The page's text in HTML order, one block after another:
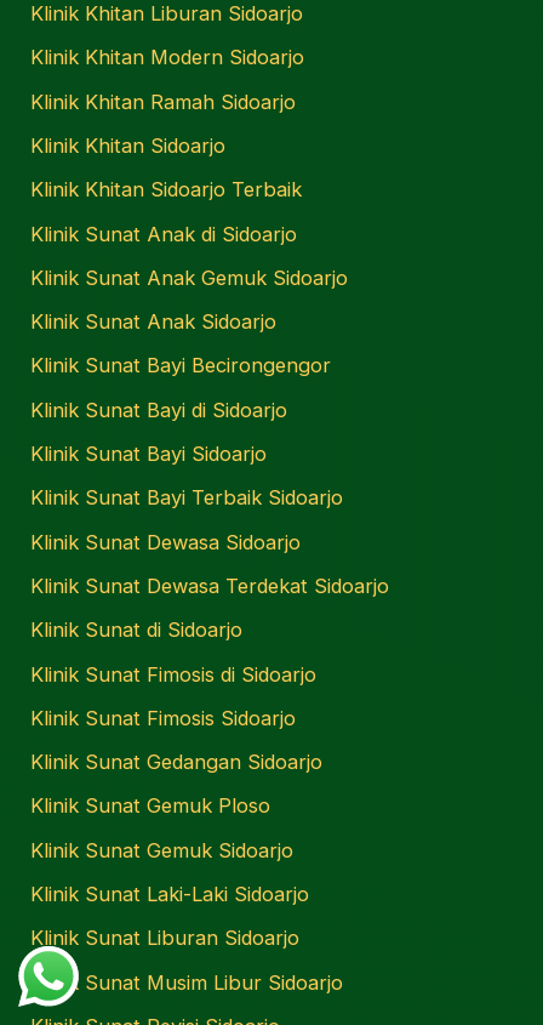
Klinik Khitan Liburan Sidoarjo
Klinik Khitan Modern Sidoarjo
Klinik Khitan Ramah Sidoarjo
Klinik Khitan Sidoarjo
Klinik Khitan Sidoarjo Terbaik
Klinik Sunat Anak di Sidoarjo
Klinik Sunat Anak Gemuk Sidoarjo
Klinik Sunat Anak Sidoarjo
Klinik Sunat Bayi Becirongengor
Klinik Sunat Bayi di Sidoarjo
Klinik Sunat Bayi Sidoarjo
Klinik Sunat Bayi Terbaik Sidoarjo
Klinik Sunat Dewasa Sidoarjo
Klinik Sunat Dewasa Terdekat Sidoarjo
Klinik Sunat di Sidoarjo
Klinik Sunat Fimosis di Sidoarjo
Klinik Sunat Fimosis Sidoarjo
Klinik Sunat Gedangan Sidoarjo
Klinik Sunat Gemuk Ploso
Klinik Sunat Gemuk Sidoarjo
Klinik Sunat Laki-Laki Sidoarjo
Klinik Sunat Liburan Sidoarjo
Klinik Sunat Musim Libur Sidoarjo